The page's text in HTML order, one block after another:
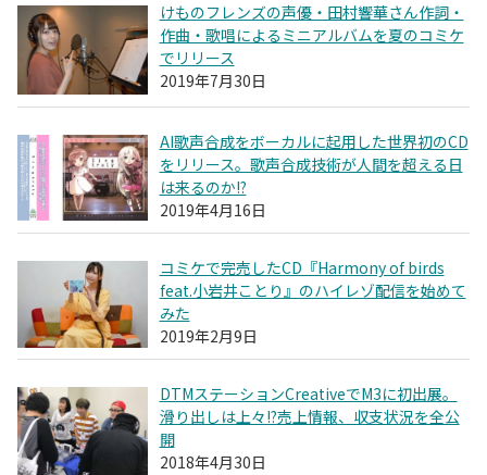
けものフレンズの声優・田村響華さん作詞・
作曲・歌唱によるミニアルバムを夏のコミケ
でリリース
2019年7月30日
AI歌声合成をボーカルに起用した世界初のCD
をリリース。歌声合成技術が人間を超える日
は来るのか!?
2019年4月16日
コミケで完売したCD『Harmony of birds
feat.小岩井ことり』のハイレゾ配信を始めて
みた
2019年2月9日
DTMステーションCreativeでM3に初出展。
滑り出しは上々!?売上情報、収支状況を全公
開
2018年4月30日